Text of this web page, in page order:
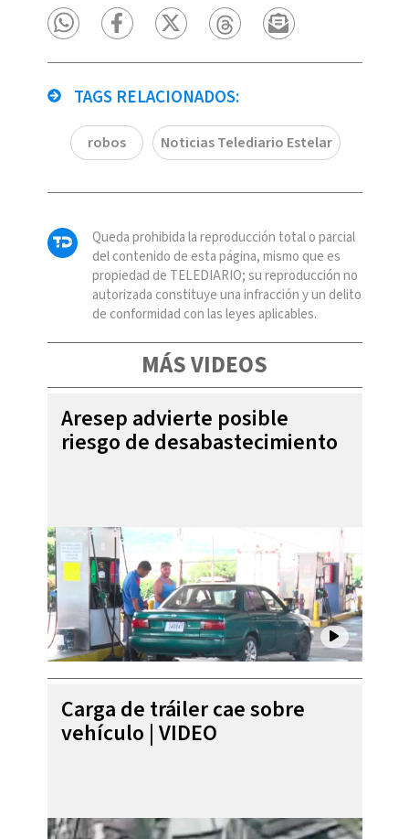
TAGS RELACIONADOS:
robos Noticias Telediario Estelar
Queda prohibida la reproducción total o parcial
del contenido de esta página, mismo que es
propiedad de TELEDIARIO; su reproducción no
autorizada constituye una infracción y un delito
de conformidad con las leyes aplicables.
MÁS VIDEOS
Aresep advierte posible
riesgo de desabastecimiento
Carga de tráiler cae sobre
vehículo | VIDEO